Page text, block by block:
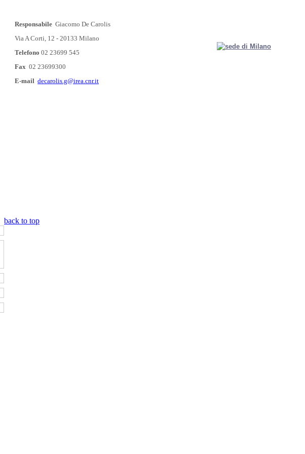
Responsabile Giacomo De Carolis
Via A Corti, 12 - 20133 Milano
Telefono 02 23699 545
Fax 02 23699300
E-mail decarolis.g@irea.cnr.it
back to top